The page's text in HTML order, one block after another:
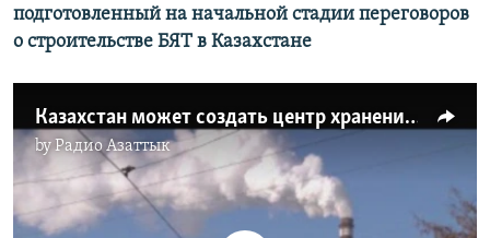
подготовленный на начальной стадии переговоров
о строительстве БЯТ в Казахстане
Казахстан может создать центр хранения урана
byРадио Азаттык